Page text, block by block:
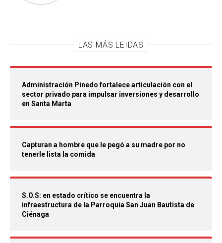
LAS MÁS LEIDAS
Administración Pinedo fortalece articulación con el
sector privado para impulsar inversiones y desarrollo
en Santa Marta
Capturan a hombre que le pegó a su madre por no
tenerle lista la comida
S.O.S: en estado crítico se encuentra la
infraestructura de la Parroquia San Juan Bautista de
Ciénaga